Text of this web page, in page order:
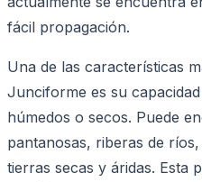
fácil propagación.
Una de las características
Junciforme es su
húmedos o secos. Puede
pantanosas, riberas de
tierras secas y áridas. Esta